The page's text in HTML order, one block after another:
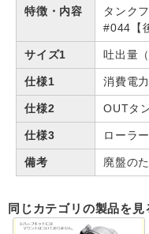
特徴・内容
タンク
#044【
サイズ1 吐出量
仕様1 消費電
仕様2 OUTタ
仕様3 ローラ
備考 廃盤の
同じカテゴリの製品を見